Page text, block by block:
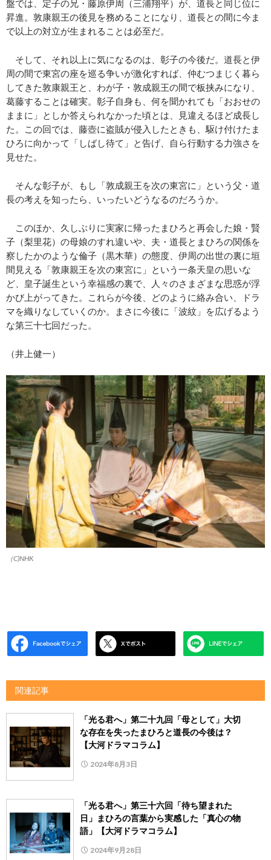
盤では、定子の兄・藤原伊周（三浦翔平）が、道長と同じ位に
昇進。敦康親王の後見を務めることになり、道長との間に今ま
で以上の対立が生まれることは必至だ。
そして、それ以上に気になるのは、彰子の今後だ。道長と伊
周の間で東宮の座を巡る争いが激化すれば、仲むつまじく暮ら
してきた敦康親王と、わが子・敦成親王の間で板挟みになり、
葛藤することは確実。彰子自身も、何を聞かれても「おおせの
ままに」としか答えられなかった頃とは、見違えるほど成長し
た。この回では、藤壺に盗賊が侵入したときも、駆け付けたま
ひろに向かって「しばし待て」と告げ、自ら行動する力強さを
見せた。
そんな彰子が、もし「敦成親王を次の東宮に」という父・道
長の考えを知ったら、いったいどうなるのだろうか。
このほか、久しぶりに実家に帰ったまひろと再会した娘・賢
子（梨里花）の母娘のすれ違いや、夫・道長とまひろの関係を
察したかのような倫子（黒木華）の態度、伊周の出世の裏に垣
間見える「敦康親王を次の東宮に」という一条天皇の思いな
ど、皇子誕生という幸福感の裏で、人々のさまざまな思惑が浮
かび上がってきた。これらが今後、どのように絡み合い、ドラ
マを織りなしていくのか。まさに今後に「波紋」を広げるよう
な第三十七回だった。
（井上健一）
（C)NHK
関連記事
「光る君へ」第二十九回「母として」大切
な存在を失ったまひろと道長の今後は？
【大河ドラマコラム】
2024年8月3日
「光る君へ」第三十六回「待ち望まれた
日」まひろの言葉から実感した「真心の物
語」【大河ドラマコラム】
2024年9月28日